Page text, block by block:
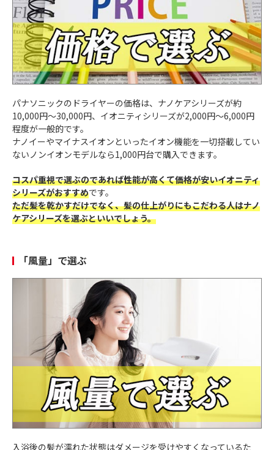
パナソニックのドライヤーの価格は、ナノケアシリーズが約
10,000円〜30,000円、イオニティシリーズが2,000円〜6,000円
程度が一般的です。
ナノイーやマイナスイオンといったイオン機能を一切搭載してい
ないノンイオンモデルなら1,000円台で購入できます。
コスパ重視で選ぶのであれば性能が高くて価格が安いイオニティ
シリーズがおすすめです。
ただ髪を乾かすだけでなく、髪の仕上がりにもこだわる人はナノ
ケアシリーズを選ぶといいでしょう。
「風量」で選ぶ
入浴後の髪が濡れた状態はダメージを受けやすくなっているた